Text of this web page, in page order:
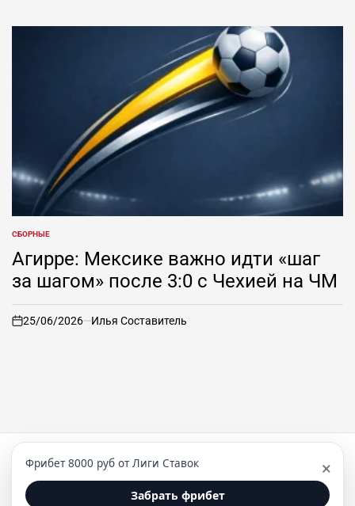
ОПУБЛИКОВАНО
СБОРНЫЕ
Агирре: Мексике важно идти «шаг
за шагом» после 3:0 с Чехией на ЧМ
on
25/06/2026 Илья Составитель
© Все права защищены. С гордостью используем
WordPress. Тема NewsPanda разработана
WPInterface
×
Фрибет 8000 руб от Лиги Ставок
Забрать фрибет